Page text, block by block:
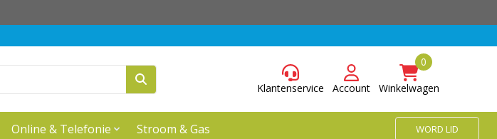
Klantenservice Account Winkelwagen
Online & Telefonie Stroom & Gas WORD LID